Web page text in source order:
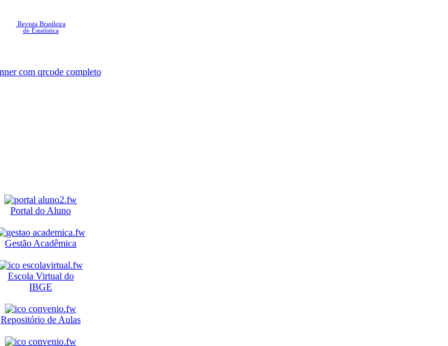
Revista Brasileira
de Estatística
Portal do Aluno
Gestão Acadêmica
Escola Virtual do
IBGE
Repositório de Aulas